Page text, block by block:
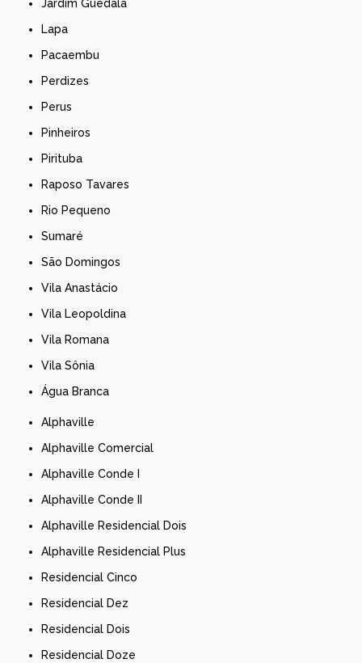
Jardim Guedala
Lapa
Pacaembu
Perdizes
Perus
Pinheiros
Pirituba
Raposo Tavares
Rio Pequeno
Sumaré
São Domingos
Vila Anastácio
Vila Leopoldina
Vila Romana
Vila Sônia
Água Branca
Alphaville
Alphaville Comercial
Alphaville Conde I
Alphaville Conde II
Alphaville Residencial Dois
Alphaville Residencial Plus
Residencial Cinco
Residencial Dez
Residencial Dois
Residencial Doze